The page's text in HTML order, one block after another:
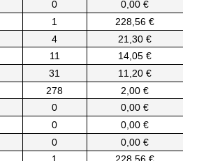
0
0,00 €
1
228,56 €
4
21,30 €
11
14,05 €
31
11,20 €
278
2,00 €
0
0,00 €
0
0,00 €
0
0,00 €